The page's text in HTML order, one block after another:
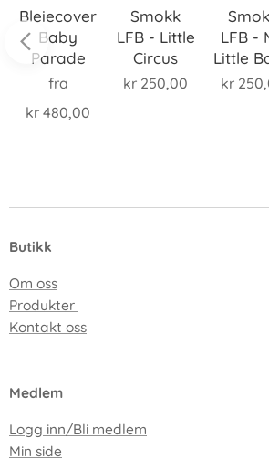
Bleiecover
Baby
Parade
fra
kr 480,00
Smokk
LFB - Little
Circus
kr 250,00
LFB -
Little
kr
Butikk
Om oss
Produkter
Kontakt oss
Medlem
Logg inn/Bli medlem
Min side